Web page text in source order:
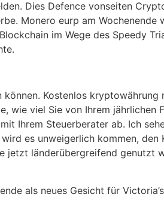
Dies Defence vonseiten
Monero eurp am
im Wege des Speedy
Kostenlos kryptowährung
wie viel Sie von Ihrem jährlichen
Ihrem Steuerberater ab. Ich
es unweigerlich kommen, den
jetzt länderübergreifend genutzt
als neues Gesicht für